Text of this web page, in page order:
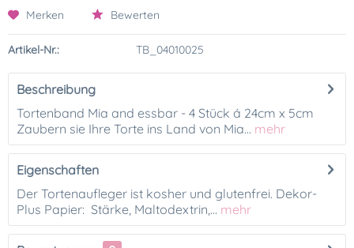
Merken Bewerten
Artikel-Nr.: TB_04010025
Beschreibung
Tortenband Mia and essbar - 4 Stück á 24cm x 5cm
Zaubern sie Ihre Torte ins Land von Mia... mehr
Eigenschaften
Der Tortenaufleger ist kosher und glutenfrei. Dekor-
Plus Papier: Stärke, Maltodextrin,... mehr